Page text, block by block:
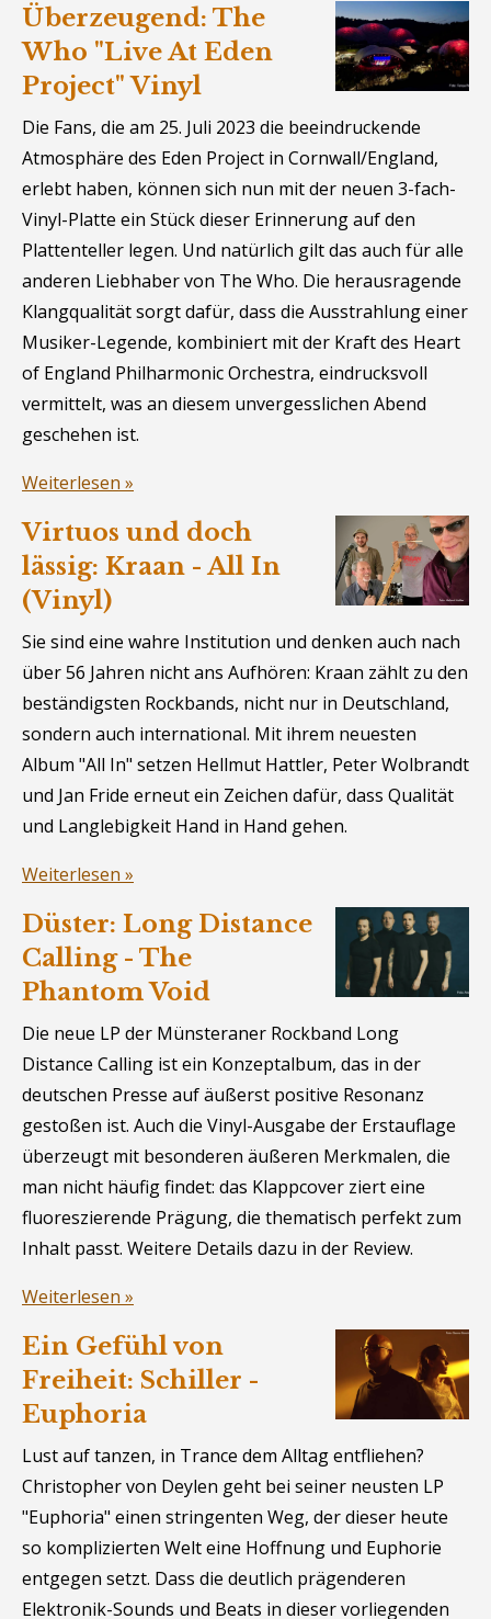
Überzeugend: The
Who "Live At Eden
Project" Vinyl
Die Fans, die am 25. Juli 2023 die beeindruckende
Atmosphäre des Eden Project in Cornwall/England,
erlebt haben, können sich nun mit der neuen 3-fach-
Vinyl-Platte ein Stück dieser Erinnerung auf den
Plattenteller legen. Und natürlich gilt das auch für alle
anderen Liebhaber von The Who. Die herausragende
Klangqualität sorgt dafür, dass die Ausstrahlung einer
Musiker-Legende, kombiniert mit der Kraft des Heart
of England Philharmonic Orchestra, eindrucksvoll
vermittelt, was an diesem unvergesslichen Abend
geschehen ist.
Weiterlesen »
Virtuos und doch
lässig: Kraan - All In
(Vinyl)
Sie sind eine wahre Institution und denken auch nach
über 56 Jahren nicht ans Aufhören: Kraan zählt zu den
beständigsten Rockbands, nicht nur in Deutschland,
sondern auch international. Mit ihrem neuesten
Album "All In" setzen Hellmut Hattler, Peter Wolbrandt
und Jan Fride erneut ein Zeichen dafür, dass Qualität
und Langlebigkeit Hand in Hand gehen.
Weiterlesen »
Düster: Long Distance
Calling - The
Phantom Void
Die neue LP der Münsteraner Rockband Long
Distance Calling ist ein Konzeptalbum, das in der
deutschen Presse auf äußerst positive Resonanz
gestoßen ist. Auch die Vinyl-Ausgabe der Erstauflage
überzeugt mit besonderen äußeren Merkmalen, die
man nicht häufig findet: das Klappcover ziert eine
fluoreszierende Prägung, die thematisch perfekt zum
Inhalt passt. Weitere Details dazu in der Review.
Weiterlesen »
Ein Gefühl von
Freiheit: Schiller -
Euphoria
Lust auf tanzen, in Trance dem Alltag entfliehen?
Christopher von Deylen geht bei seiner neusten LP
"Euphoria" einen stringenten Weg, der dieser heute
so komplizierten Welt eine Hoffnung und Euphorie
entgegen setzt. Dass die deutlich prägenderen
Elektronik-Sounds und Beats in dieser vorliegenden